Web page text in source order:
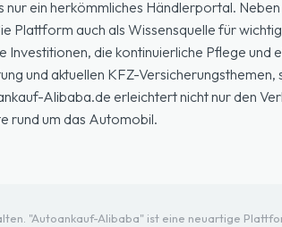
ein herkömmliches Händlerportal.
Plattform auch als Wissensquelle für
die kontinuierliche Pflege
und aktuellen KFZ-
Alibaba.de erleichtert nicht nur den
rund um das Automobil.
"Autoankauf-Alibaba" ist eine neuartige